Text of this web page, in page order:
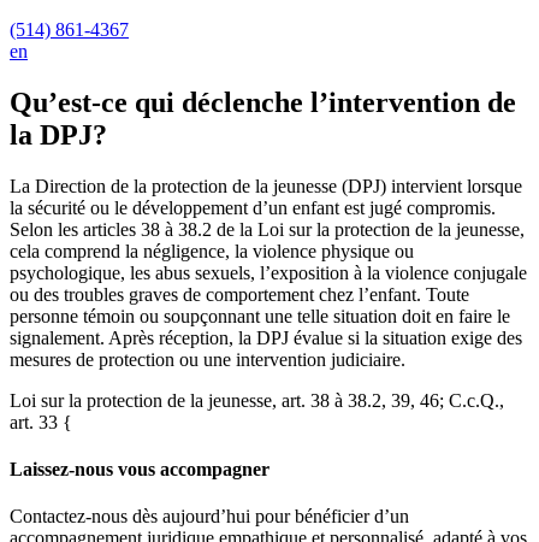
(514) 861-4367
en
Qu’est-ce qui déclenche l’intervention de
la DPJ?
La Direction de la protection de la jeunesse (DPJ) intervient lorsque
la sécurité ou le développement d’un enfant est jugé compromis.
Selon les articles 38 à 38.2 de la Loi sur la protection de la jeunesse,
cela comprend la négligence, la violence physique ou
psychologique, les abus sexuels, l’exposition à la violence conjugale
ou des troubles graves de comportement chez l’enfant. Toute
personne témoin ou soupçonnant une telle situation doit en faire le
signalement. Après réception, la DPJ évalue si la situation exige des
mesures de protection ou une intervention judiciaire.
Loi sur la protection de la jeunesse, art. 38 à 38.2, 39, 46; C.c.Q.,
art. 33 {
Laissez-nous vous accompagner
Contactez-nous dès aujourd’hui pour bénéficier d’un